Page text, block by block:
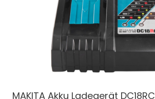
MAKITA Akku Ladegerät DC18RC